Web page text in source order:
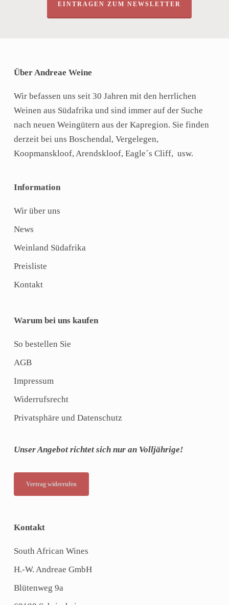
EINTRAGEN ZUM NEWSLETTER
Über Andreae Weine
Wir befassen uns seit 30 Jahren mit den herrlichen
Weinen aus Südafrika und sind immer auf der Suche
nach neuen Weingütern aus der Kapregion. Sie finden
derzeit bei uns Boschendal, Vergelegen,
Koopmanskloof, Arendskloof, Eagle´s Cliff, usw.
Information
Wir über uns
News
Weinland Südafrika
Preisliste
Kontakt
Warum bei uns kaufen
So bestellen Sie
AGB
Impressum
Widerrufsrecht
Privatsphäre und Datenschutz
Unser Angebot richtet sich nur an Volljährige!
Vertrag widerrufen
Kontakt
South African Wines
H.-W. Andreae GmbH
Blütenweg 9a